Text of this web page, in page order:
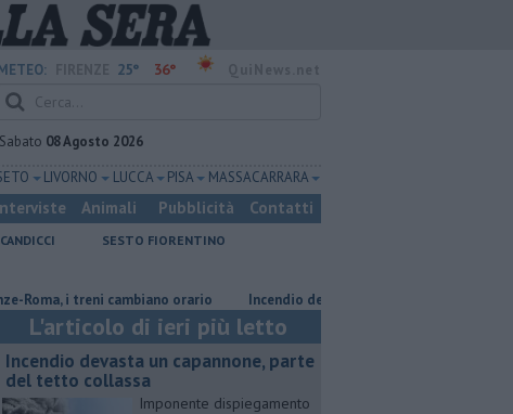
25° 36°
Sabato 08 Agosto 2026
LIVORNO LUCCA PISA MASSA CARRARA
Animali Pubblicità Contatti
SESTO FIORENTINO
i treni cambiano orario Incendio devasta un capannone, parte del tetto
L'articolo di ieri più letto
Incendio devasta un capannone, parte
del tetto collassa
Imponente dispiegamento